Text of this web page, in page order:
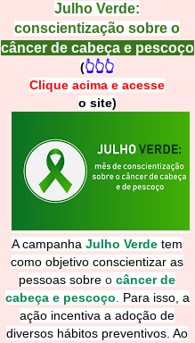
Julho Verde:
conscientização sobre o
câncer de cabeça e pescoço
(👆👆👆
Clique acima e acesse
o site)
A campanha Julho Verde tem
como objetivo conscientizar as
pessoas sobre o câncer de
cabeça e pescoço
Para isso, a
ação incentiva a adoção de
diversos hábitos preventivos. Ao